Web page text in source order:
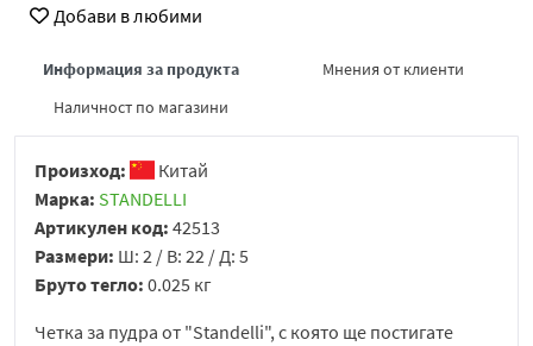
Добави в любими
Информация за продукта
Мнения от клиенти
Наличност по магазини
Произход:
Китай
Марка: STANDELLI
Артикулен код: 42513
Размери: Ш: 2 / В: 22 / Д: 5
Бруто тегло: 0.025 кг
Четка за пудра от "Standelli", с която ще постигате